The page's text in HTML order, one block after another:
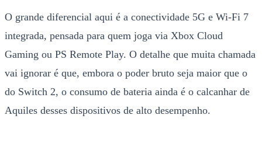
O grande diferencial aqui é a conectividade 5G e Wi-Fi 7
integrada, pensada para quem joga via Xbox Cloud
Gaming ou PS Remote Play. O detalhe que muita chamada
vai ignorar é que, embora o poder bruto seja maior que o
do Switch 2, o consumo de bateria ainda é o calcanhar de
Aquiles desses dispositivos de alto desempenho.